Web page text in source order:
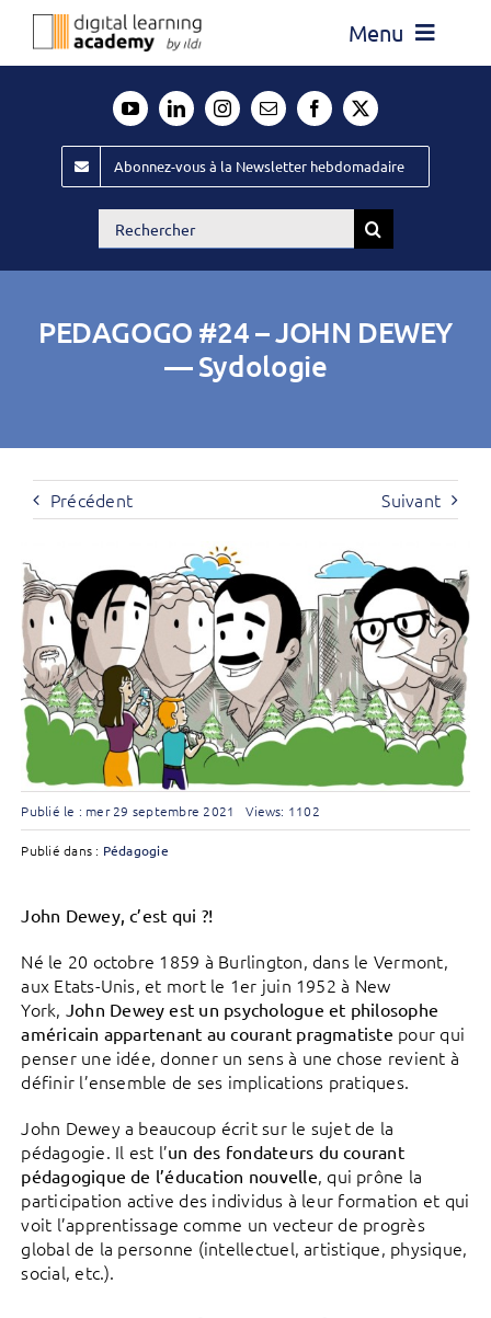
Passer
Menu
Évènements ILDI
Offres d’emploi
Publiez
Abonnez-vous à la Newsletter hebdomadaire
Rechercher:
PEDAGOGO #24 – JOHN DEWEY
— Sydologie
Précédent Suivant
Publié le : mer 29 septembre 2021 Views: 1102
Publié dans : Pédagogie
John Dewey, c’est qui ?!
Né le 20 octobre 1859 à Burlington, dans le Vermont,
aux Etats-Unis, et mort le 1er juin 1952 à New
York, John Dewey est un psychologue et philosophe
américain appartenant au courant pragmatiste pour qui
penser une idée, donner un sens à une chose revient à
définir l’ensemble de ses implications pratiques.
John Dewey a beaucoup écrit sur le sujet de la
pédagogie. Il est l’un des fondateurs du courant
pédagogique de l’éducation nouvelle, qui prône la
participation active des individus à leur formation et qui
voit l’apprentissage comme un vecteur de progrès
global de la personne (intellectuel, artistique, physique,
social, etc.).